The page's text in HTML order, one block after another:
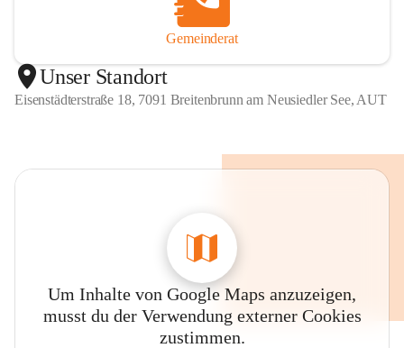
Gemeinderat
Unser Standort
Eisenstädterstraße 18, 7091 Breitenbrunn am Neusiedler See, AUT
Um Inhalte von Google Maps anzuzeigen,
musst du der Verwendung externer Cookies
zustimmen.